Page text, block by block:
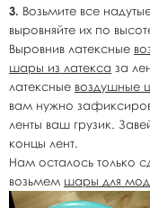
3. Возьмите все
выровняйте их по
Выровнив латексные
шары из латекса за
латексные воздушные
вам нужно
ленты ваш грузик.
концы лент.
Нам осталось только
возьмем шары для